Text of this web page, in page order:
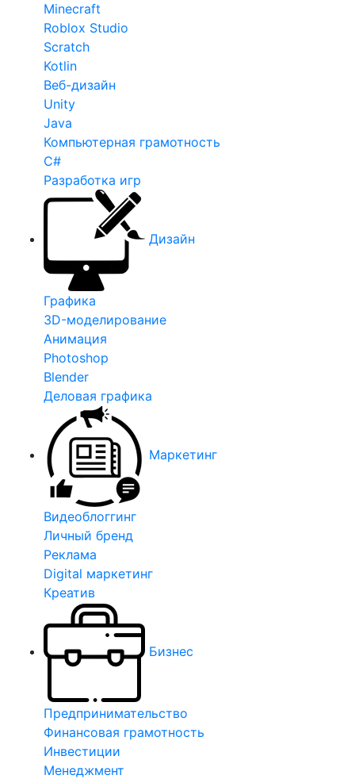
Minecraft
Roblox Studio
Scratch
Kotlin
Веб-дизайн
Unity
Java
Компьютерная грамотность
C#
Разработка игр
Дизайн
Графика
3D-моделирование
Анимация
Photoshop
Blender
Деловая графика
Маркетинг
Видеоблоггинг
Личный бренд
Реклама
Digital маркетинг
Креатив
Бизнес
Предпринимательство
Финансовая грамотность
Инвестиции
Менеджмент